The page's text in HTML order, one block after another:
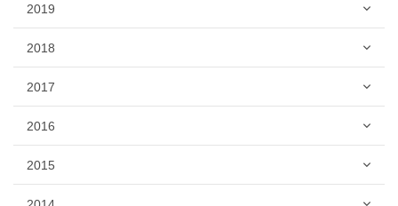
2019
2018
2017
2016
2015